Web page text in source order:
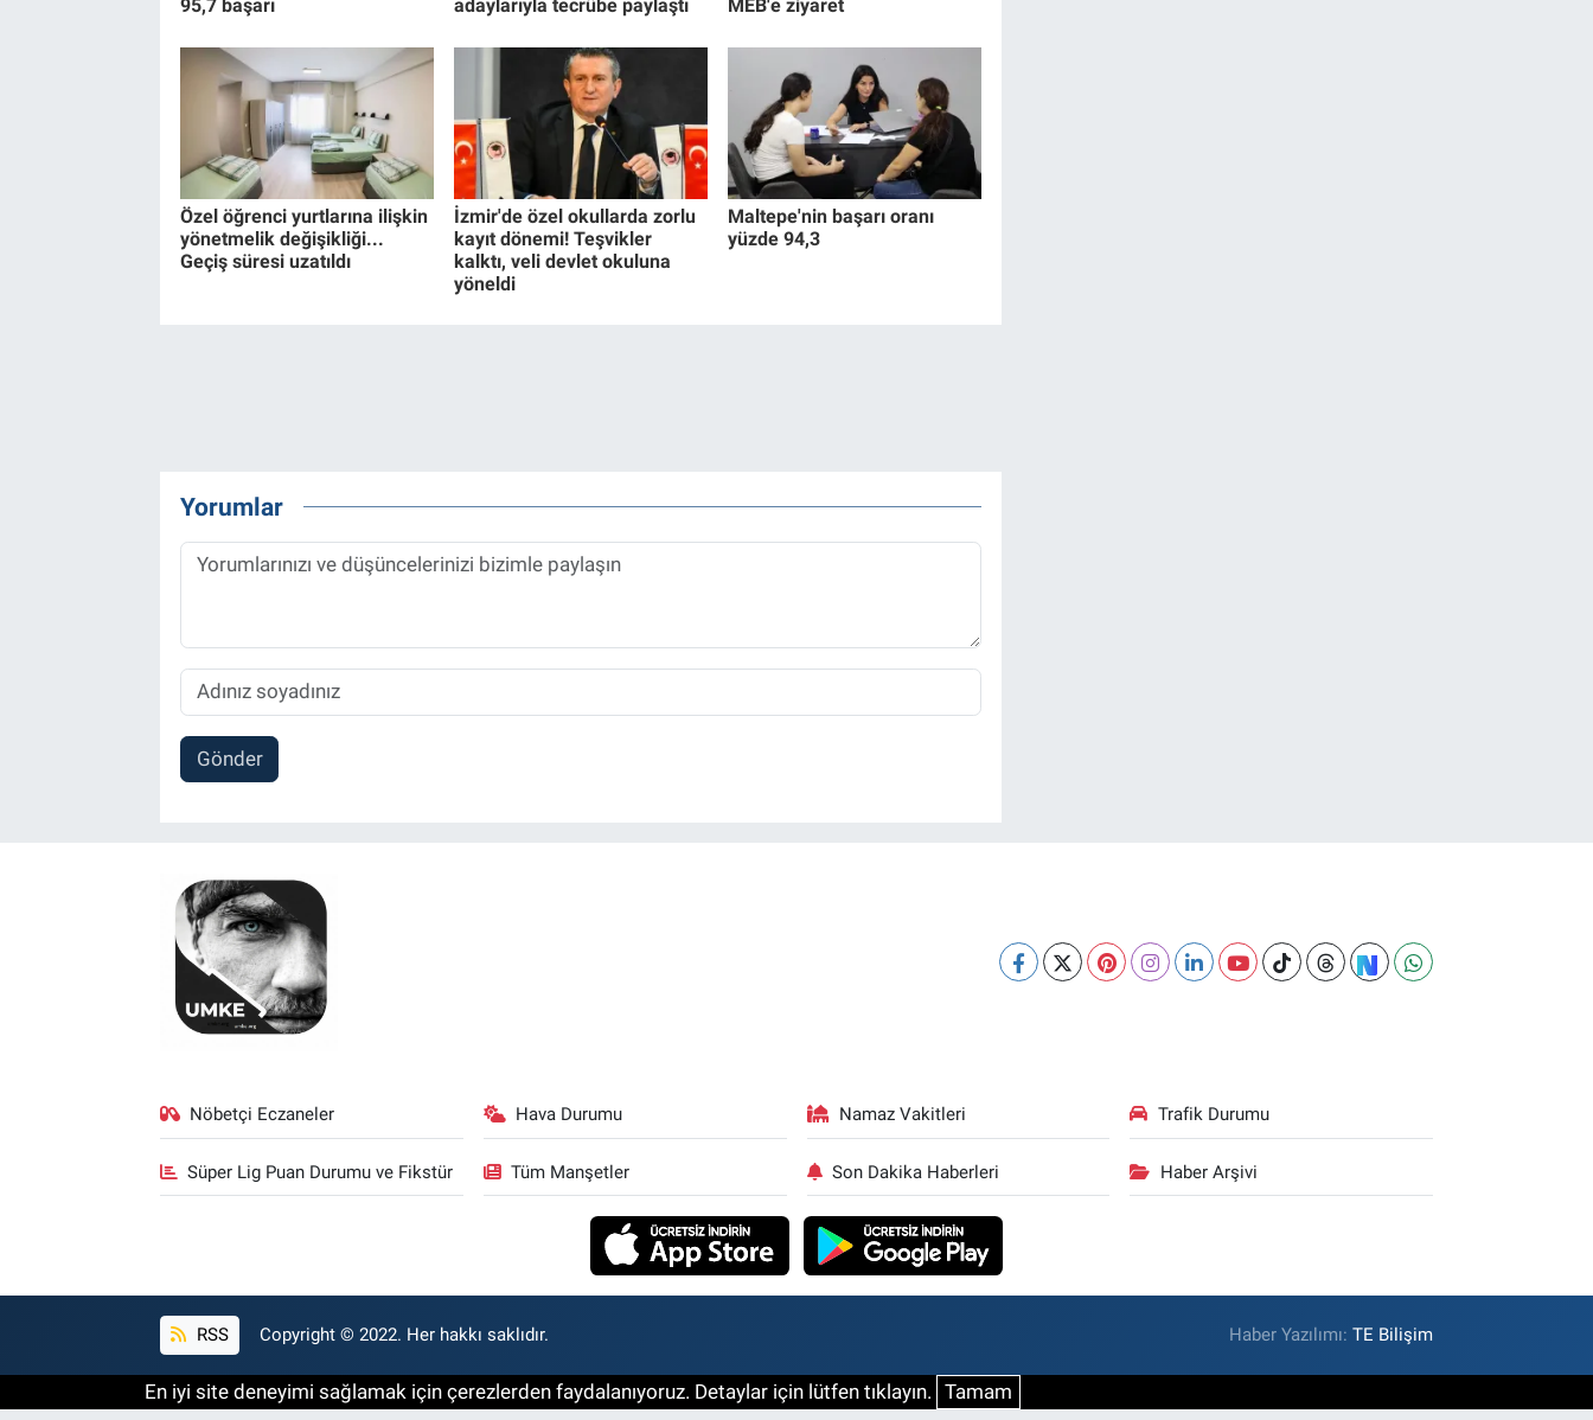
95,7 başarı
adaylarıyla tecrübe paylaştı
MEB'e ziyaret
Özel öğrenci yurtlarına ilişkin
yönetmelik değişikliği...
Geçiş süresi uzatıldı
İzmir'de özel okullarda zorlu
kayıt dönemi! Teşvikler
kalktı, veli devlet okuluna
yöneldi
Maltepe'nin başarı oranı
yüzde 94,3
Yorumlar
Gönder
Nöbetçi Eczaneler Hava Durumu Namaz Vakitleri Trafik Durumu
Süper Lig Puan Durumu ve Fikstür Tüm Manşetler Son Dakika Haberleri Haber Arşivi
RSS Copyright © 2022. Her hakkı saklıdır. Haber Yazılımı:TE Bilişim
En iyi site deneyimi sağlamak için çerezlerden faydalanıyoruz. Detaylar için lütfen tıklayın. Tamam